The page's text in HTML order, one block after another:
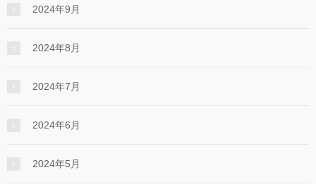
2024年9月
2024年8月
2024年7月
2024年6月
2024年5月